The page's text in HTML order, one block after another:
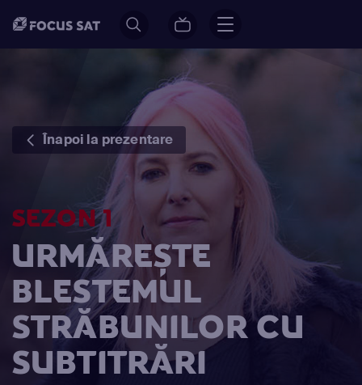
Înapoi la prezentare
SEZON 1
URMĂREȘTE
BLESTEMUL
STRĂBUNILOR CU
SUBTITRĂRI